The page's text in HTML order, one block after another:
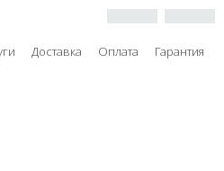
Доставка Оплата
Гарантия